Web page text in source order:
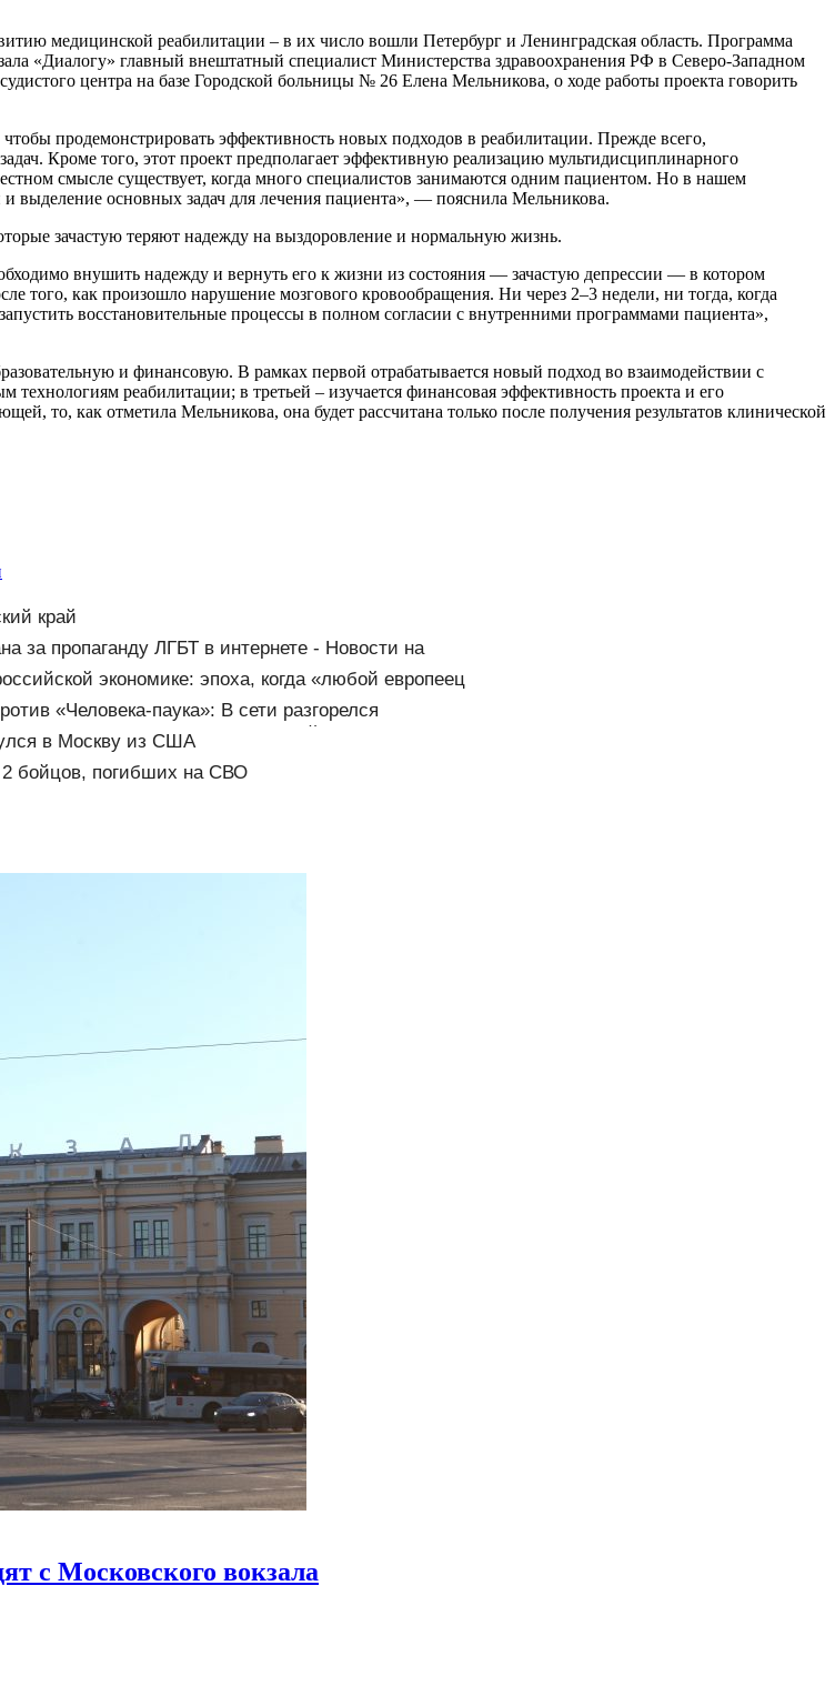
медицинской реабилитации – в их число вошли Петербург и Ленинградская область. Программа
«Диалогу» главный внештатный специалист Министерства здравоохранения РФ в Северо-Западном
центра на базе Городской больницы № 26 Елена Мельникова, о ходе работы проекта говорить
продемонстрировать эффективность новых подходов в реабилитации. Прежде всего,
Кроме того, этот проект предполагает эффективную реализацию мультидисциплинарного
смысле существует, когда много специалистов занимаются одним пациентом. Но в нашем
выделение основных задач для лечения пациента», — пояснила Мельникова.
зачастую теряют надежду на выздоровление и нормальную жизнь.
внушить надежду и вернуть его к жизни из состояния — зачастую депрессии — в котором
того, как произошло нарушение мозгового кровообращения. Ни через 2–3 недели, ни тогда, когда
восстановительные процессы в полном согласии с внутренними программами пациента»,
и финансовую. В рамках первой отрабатывается новый подход во взаимодействии с
реабилитации; в третьей – изучается финансовая эффективность проекта и его
то, как отметила Мельникова, она будет рассчитана только после получения результатов клинической
край
за пропаганду ЛГБТ в интернете - Новости на
экономике: эпоха, когда «любой европеец
«Человека-паука»: В сети разгорелся
уже собрала почти 100 млн рублей
в Москву из США
2 бойцов, погибших на СВО
с Московского вокзала